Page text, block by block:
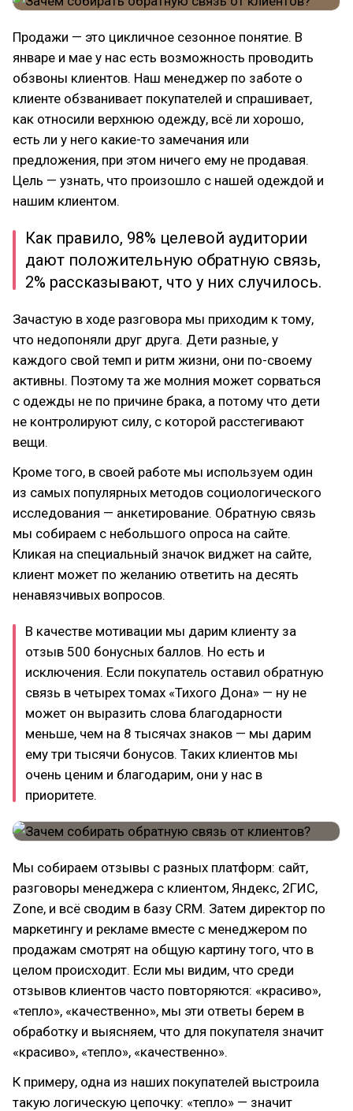
Продажи — это цикличное сезонное понятие. В
январе и мае у нас есть возможность проводить
обзвоны клиентов. Наш менеджер по заботе о
клиенте обзванивает покупателей и спрашивает,
как относили верхнюю одежду, всё ли хорошо,
есть ли у него какие-то замечания или
предложения, при этом ничего ему не продавая.
Цель — узнать, что произошло с нашей одеждой и
нашим клиентом.
Как правило, 98% целевой аудитории
дают положительную обратную связь,
2% рассказывают, что у них случилось.
Зачастую в ходе разговора мы приходим к тому,
что недопоняли друг друга. Дети разные, у
каждого свой темп и ритм жизни, они по-своему
активны. Поэтому та же молния может сорваться
с одежды не по причине брака, а потому что дети
не контролируют силу, с которой расстегивают
вещи.
Кроме того, в своей работе мы используем один
из самых популярных методов социологического
исследования — анкетирование. Обратную связь
мы собираем с небольшого опроса на сайте.
Кликая на специальный значок виджет на сайте,
клиент может по желанию ответить на десять
ненавязчивых вопросов.
В качестве мотивации мы дарим клиенту за
отзыв 500 бонусных баллов. Но есть и
исключения. Если покупатель оставил обратную
связь в четырех томах «Тихого Дона» — ну не
может он выразить слова благодарности
меньше, чем на 8 тысячах знаков — мы дарим
ему три тысячи бонусов. Таких клиентов мы
очень ценим и благодарим, они у нас в
приоритете.
Мы собираем отзывы с разных платформ: сайт,
разговоры менеджера с клиентом, Яндекс, 2ГИС,
Zone, и всё сводим в базу CRM. Затем директор по
маркетингу и рекламе вместе с менеджером по
продажам смотрят на общую картину того, что в
целом происходит. Если мы видим, что среди
отзывов клиентов часто повторяются: «красиво»,
«тепло», «качественно», мы эти ответы берем в
обработку и выясняем, что для покупателя значит
«красиво», «тепло», «качественно».
К примеру, одна из наших покупателей выстроила
такую логическую цепочку: «тепло» — значит